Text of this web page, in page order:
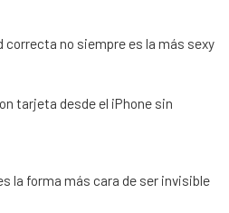
correcta no siempre es la más sexy
tarjeta desde el iPhone sin
la forma más cara de ser invisible